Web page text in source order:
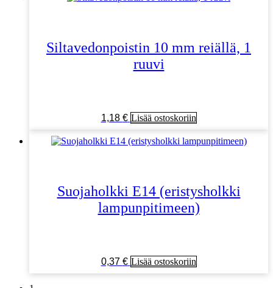
Siltavedonpoistin 10 mm reiällä, 1
ruuvi
1,18 € Lisää ostoskoriin
Suojaholkki E14 (eristysholkki
lampunpitimeen)
0,37 € Lisää ostoskoriin